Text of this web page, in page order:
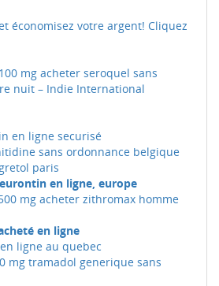
économisez votre argent! Cliquez
mg acheter seroquel sans
nuit – Indie International
en ligne securisé
sans ordonnance belgique
paris
en ligne, europe
mg acheter zithromax homme
en ligne
ligne au quebec
mg tramadol generique sans